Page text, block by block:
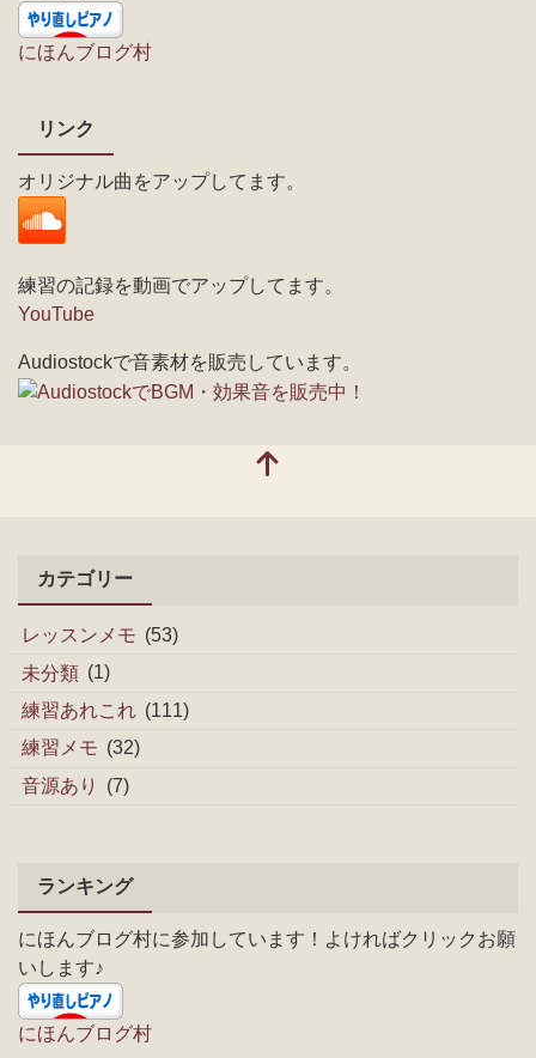
にほんブログ村
リンク
オリジナル曲をアップしてます。
練習の記録を動画でアップしてます。
YouTube
Audiostockで音素材を販売しています。
カテゴリー
レッスンメモ (53)
未分類 (1)
練習あれこれ (111)
練習メモ (32)
音源あり
(7)
ランキング
にほんブログ村に参加しています！よければクリックお願
いします♪
にほんブログ村